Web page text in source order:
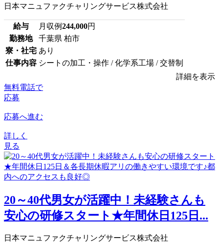
日本マニュファクチャリングサービス株式会社
給与 月収例244,000円
勤務地
千葉県 柏市
寮・社宅 あり
仕事内容 シートの加工・操作 / 化学系工場 / 交替制
詳細を表示
無料電話で
応募
応募へ進む
詳しく
見る
20～40代男女が活躍中！未経験さんも
安心の研修スタート★年間休日125日...
日本マニュファクチャリングサービス株式会社